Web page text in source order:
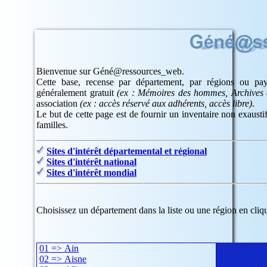
Bienvenue sur Géné@ressources_web.
Cette base, recense par département, par régions ou
généralement gratuit(ex : Mémoires des hommes, Archives
association (ex : accès réservé aux adhérents, accès libre).
Le but de cette page est de fournir un inventaire non
familles.
Sites d'intérêt départemental et régional
Sites d'intérêt national
Sites d'intérêt mondial
Choisissez un département dans la liste ou une région en
01 => Ain
02 => Aisne